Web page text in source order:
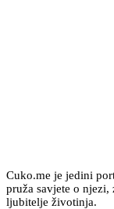
Cuko.me je jedini
pruža savjete o
ljubitelje životinja.